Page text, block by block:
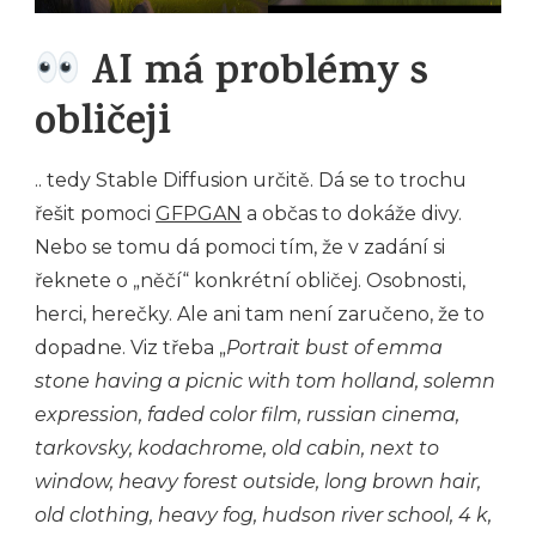
AI má problémy s
obličeji
.. tedy Stable Diffusion určitě. Dá se to trochu
řešit pomoci GFPGAN a občas to dokáže divy.
Nebo se tomu dá pomoci tím, že v zadání si
řeknete o „něčí“ konkrétní obličej. Osobnosti,
herci, herečky. Ale ani tam není zaručeno, že to
dopadne. Viz třeba „Portrait bust of emma
stone having a picnic with tom holland, solemn
expression, faded color film, russian cinema,
tarkovsky, kodachrome, old cabin, next to
window, heavy forest outside, long brown hair,
old clothing, heavy fog, hudson river school, 4 k,